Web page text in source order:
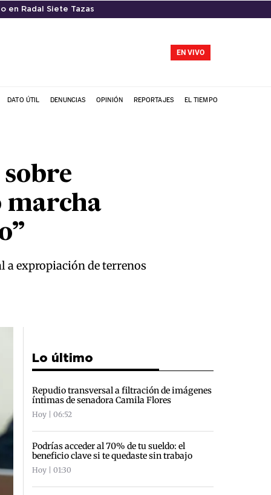
en Radal Siete Tazas
EN VIVO
DATO ÚTIL DENUNCIAS OPINIÓN REPORTAJES EL TIEMPO
marcha
a expropiación de terrenos
Lo último
Repudio transversal a filtración de imágenes
íntimas de senadora Camila Flores
Hoy | 06:52
Podrías acceder al 70% de tu sueldo: el
beneficio clave si te quedaste sin trabajo
Hoy | 01:30